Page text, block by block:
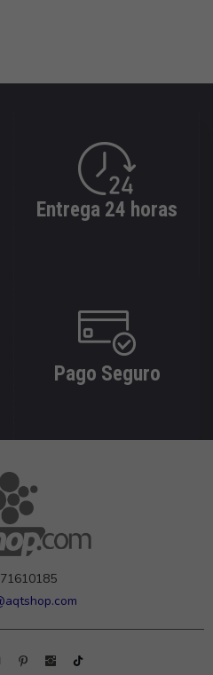
Entrega 24 horas
Pago Seguro